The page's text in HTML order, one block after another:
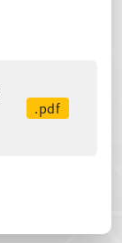
.pdf